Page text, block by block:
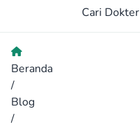
Cari Dokter
Beranda
/
Blog
/